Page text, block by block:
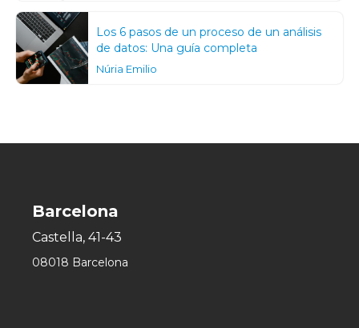
Los 6 pasos de un proceso de un análisis
de datos: Una guía completa
Núria Emilio
Barcelona
Castella, 41-43
08018 Barcelona